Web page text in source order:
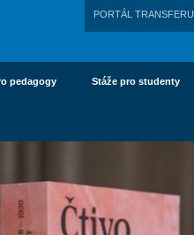
PORTÁL TRANSFERU
pedagogy Stáže pro studenty